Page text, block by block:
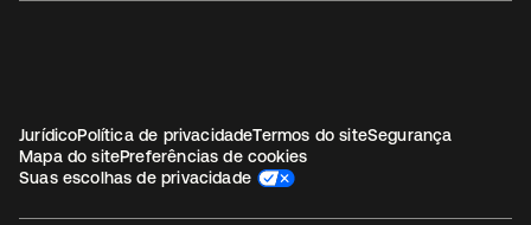
JurídicoPolítica de privacidadeTermos do siteSegurança
Mapa do sitePreferências de cookies
Suas escolhas de privacidade